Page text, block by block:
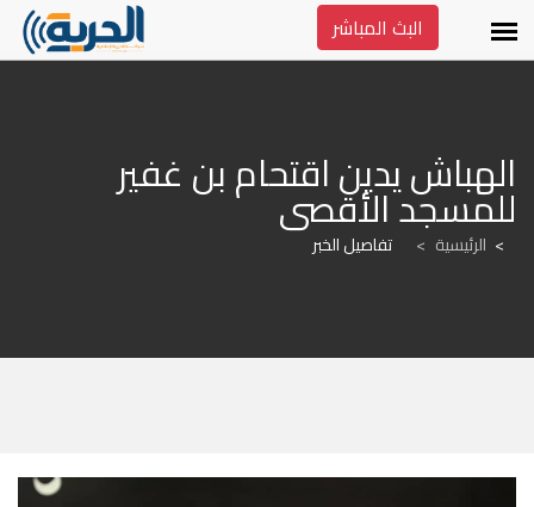
البث المباشر
الهباش يدين اقتحام بن غفير
للمسجد الأقصى
الرئيسية > تفاصيل الخبر